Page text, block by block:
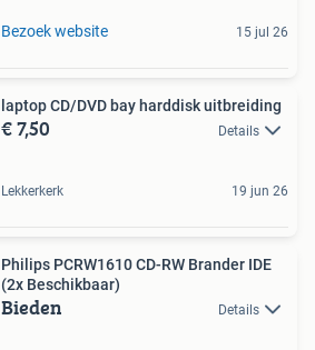
Bezoek website 15 jul 26
laptop CD/DVD bay harddisk uitbreiding
€ 7,50 Details
Lekkerkerk 19 jun 26
Philips PCRW1610 CD-RW Brander IDE
(2x Beschikbaar)
Bieden Details